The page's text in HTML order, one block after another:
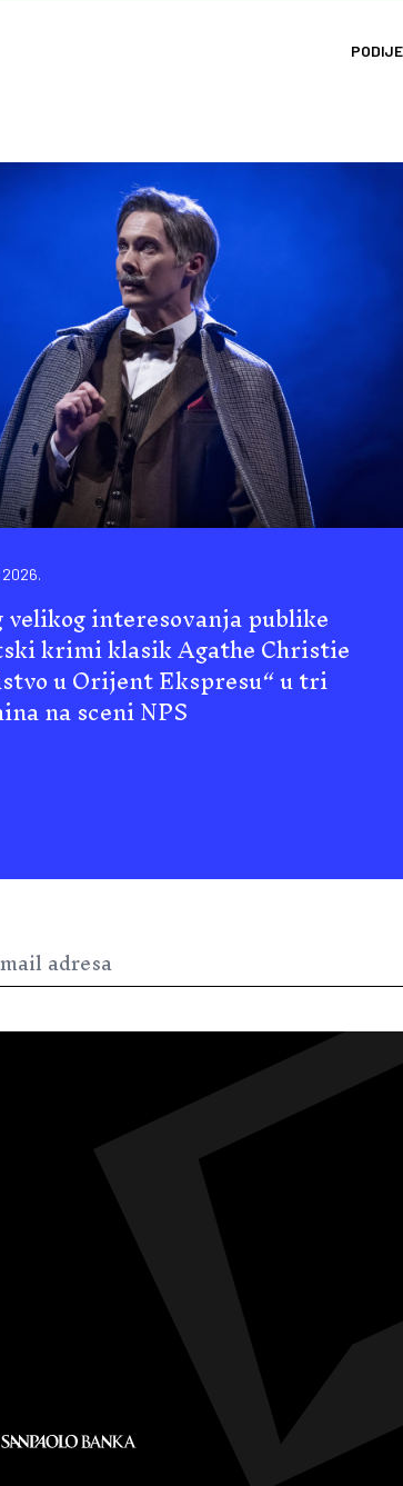
velikog interesovanja publike
krimi klasik Agathe Christie
u Orijent Ekspresu“ u tri
na sceni NPS